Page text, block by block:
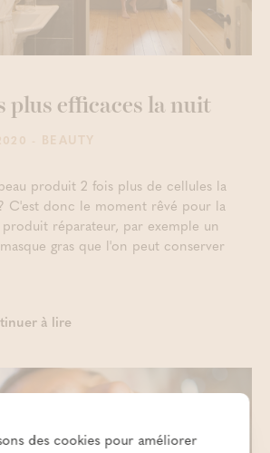
plus efficaces la nuit
- BEAUTY
produit 2 fois plus de cellules la
C'est donc le moment rêvé pour la
réparateur, par exemple un
gras que l'on peut conserver
à lire
des cookies pour améliorer